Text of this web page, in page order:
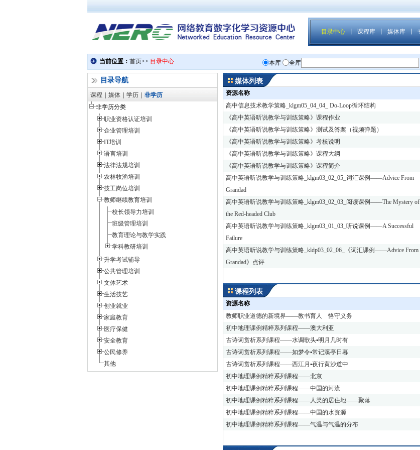
目录导航
课程 媒体 学历
非学历
非学历分类
职业资格认证培训
企业管理培训
IT培训
语言培训
法律法规培训
农林牧渔培训
技工岗位培训
教师继续教育培训
校长领导力培训
班级管理培训
教育理论与教学实践
学科教研培训
升学考试辅导
公共管理培训
文体艺术
生活技艺
创业就业
家庭教育
医疗保健
安全教育
公民修养
其他
媒体列表
资源名称
高中信息技术教学策略_klgm05_04_04_ Do-Loop循环结构
《高中英语听说教学与训练策略》课程作业
《高中英语听说教学与训练策略》测试及答案（视频弹题）
《高中英语听说教学与训练策略》考核说明
《高中英语听说教学与训练策略》课程大纲
《高中英语听说教学与训练策略》课程简介
高中英语听说教学与训练策略_klgm03_02_05_词汇课例——Advice From
Grandad
高中英语听说教学与训练策略_klgm03_02_03_阅读课例——The Mystery of
the Red-headed Club
高中英语听说教学与训练策略_klgm03_01_03_听说课例——A Successful
Failure
高中英语听说教学与训练策略_kldp03_02_06_《词汇课例——Advice From
Grandad》点评
课程列表
资源名称
教师职业道德的新境界——教书育人 恪守义务
初中地理课例精粹系列课程——澳大利亚
古诗词赏析系列课程——水调歌头▪明月几时有
古诗词赏析系列课程——如梦令▪常记溪亭日暮
古诗词赏析系列课程——西江月▪夜行黄沙道中
初中地理课例精粹系列课程——北京
初中地理课例精粹系列课程——中国的河流
初中地理课例精粹系列课程——人类的居住地——聚落
初中地理课例精粹系列课程——中国的水资源
初中地理课例精粹系列课程——气温与气温的分布